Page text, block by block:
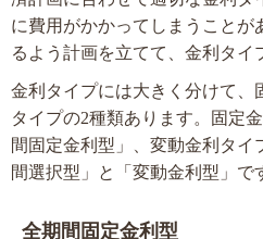
に費用がかかってしまうことが
るよう計画を立てて、金利タイ
金利タイプには大きく分けて、
タイプの2種類あります。固定
間固定金利型」、変動金利タイ
間選択型」と「変動金利型」で
全期間固定金利型